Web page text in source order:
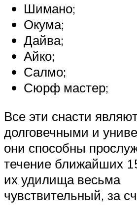
Шимано;
Окума;
Дайва;
Айко;
Салмо;
Сюрф мастер;
Все эти снасти
долговечными и
они способны
течение ближайших
их удилища весьма
чувствительный, за